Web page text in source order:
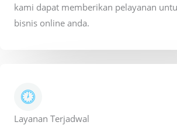
kami dapat memberikan pelayanan
bisnis online anda.
Layanan Terjadwal